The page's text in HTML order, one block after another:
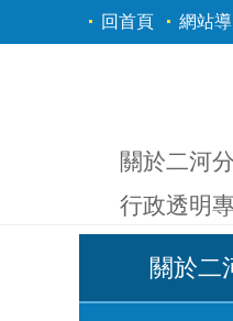
跳到主要內容區塊
回首頁 網站
關於二河
行政透明
關於二